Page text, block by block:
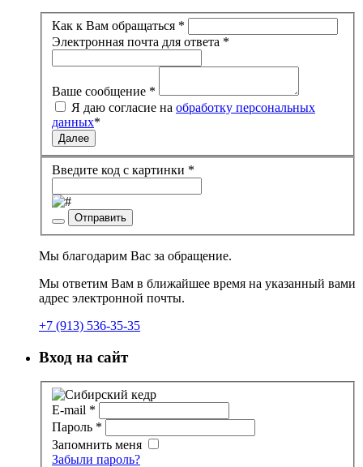
Как к Вам обращаться *
Электронная почта для ответа *
Ваше сообщение *
Я даю согласие на обработку персональных
данных*
Далее
Введите код с картинки *
Отправить
Мы благодарим Вас за обращение.
Мы ответим Вам в ближайшее время на указанный вами
адрес электронной почты.
+7 (913) 536-35-35
Вход на сайт
E-mail *
Пароль *
Запомнить меня
Забыли пароль?